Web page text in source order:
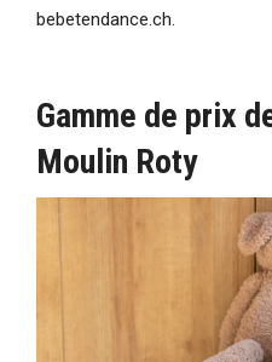
bebetendance.ch.
Gamme de prix
Moulin Roty